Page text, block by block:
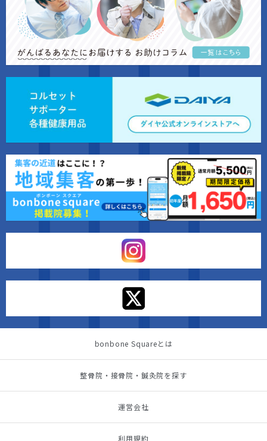
bonbone Squareとは
整骨院・接骨院・鍼灸院を探す
運営会社
利用規約